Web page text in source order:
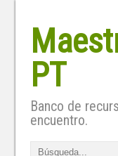
PT
Banco de
encuentro.